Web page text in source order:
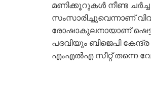
മണിക്കൂറുകൾ നീണ്ട
സംസാരിച്ചുവെന്നാണ്
രോഷാകുലനായാണ് ഷെട്ടർ
പദവിയും ബിജെപി
എംഎൽഎ സീറ്റ് തന്നെ